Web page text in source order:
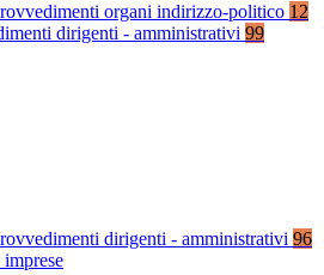
organi indirizzo-politico 12
dirigenti - amministrativi 99
dirigenti - amministrativi 96